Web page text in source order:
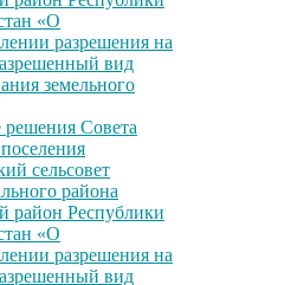
«О
разрешения на
вид
земельного
решения Совета
сельсовет
района
район Республики
«О
разрешения на
вид